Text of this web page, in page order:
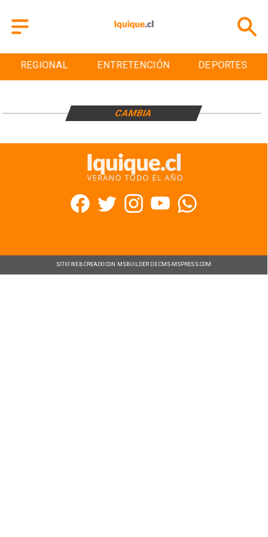
REGIONAL ENTRETENCIÓN DEPORTES
CAMBIA
SITIO WEB CREADO CON MSBUILDER DE CMS-MSPRESS.COM